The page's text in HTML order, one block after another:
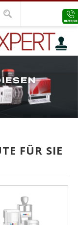
FÜR SIE